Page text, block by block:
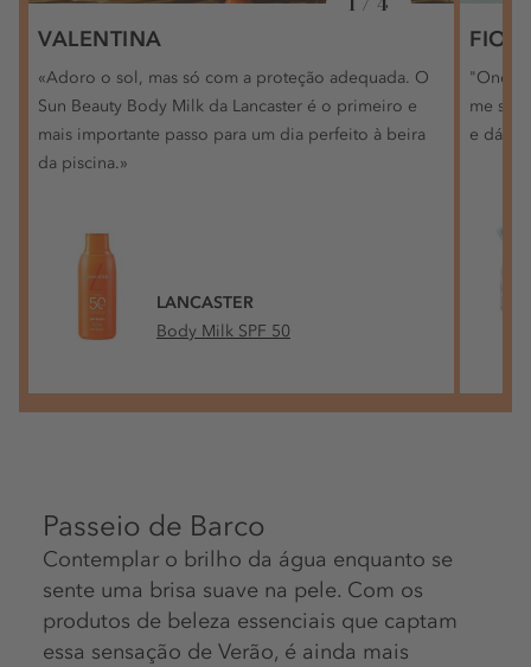
VALENTINA
«Adoro o sol, mas só com a proteção adequada. O
Sun Beauty Body Milk da Lancaster é o primeiro e
mais importante passo para um dia perfeito à beira
da piscina.»
LANCASTER
Body Milk SPF 50
"Onde
me
e dá-
Passeio de Barco
Contemplar o brilho da água enquanto se
sente uma brisa suave na pele. Com os
produtos de beleza essenciais que captam
essa sensação de Verão, é ainda mais